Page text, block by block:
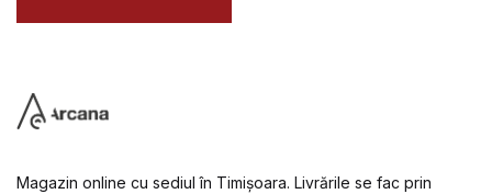
Magazin online cu sediul în Timișoara. Livrările se fac prin